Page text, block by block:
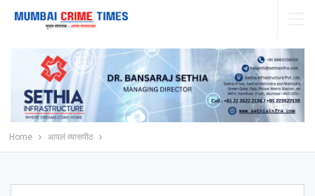
Home आपलं व्यासपीठ